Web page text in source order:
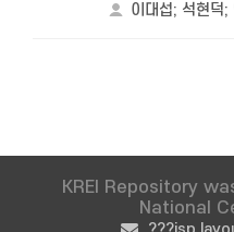
이대섭; 석현덕;
KREI Repository
National